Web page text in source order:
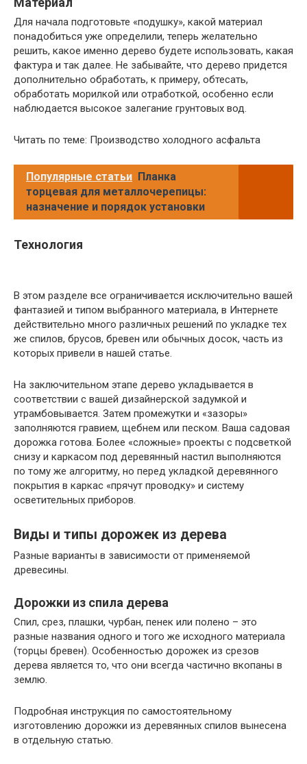
Для начала подготовьте «подушку», какой материал
понадобиться уже определили, теперь желательно
решить, какое именно дерево будете использовать, какая
фактура и так далее. Не забывайте, что дерево придется
дополнительно обработать, к примеру, обтесать,
обработать морилкой или отработкой, особенно если
наблюдается высокое залегание грунтовых вод.
Читать по теме: Производство холодного асфальта
Популярные статьи Планка
торцевая для металлочерепицы:
назначение и порядок установки
Технология
В этом разделе все ограничивается исключительно вашей
фантазией и типом выбранного материала, в Интернете
действительно много различных решений по укладке тех
же спилов, брусов, бревен или обычных досок, часть из
которых привели в нашей статье.
На заключительном этапе дерево укладывается в
соответствии с вашей дизайнерской задумкой и
утрамбовывается. Затем промежутки и «зазоры»
заполняются гравием, щебнем или песком. Ваша садовая
дорожка готова. Более «сложные» проекты с подсветкой
снизу и каркасом под деревянный настил выполняются
по тому же алгоритму, но перед укладкой деревянного
покрытия в каркас «прячут проводку» и систему
осветительных приборов.
Виды и типы дорожек из дерева
Разные варианты в зависимости от применяемой
древесины.
Дорожки из спила дерева
Спил, срез, плашки, чурбан, пенек или полено – это
разные названия одного и того же исходного материала
(торцы бревен). Особенностью дорожек из срезов
дерева является то, что они всегда частично вкопаны в
землю.
Подробная инструкция по самостоятельному
изготовлению дорожки из деревянных спилов вынесена
в отдельную статью.